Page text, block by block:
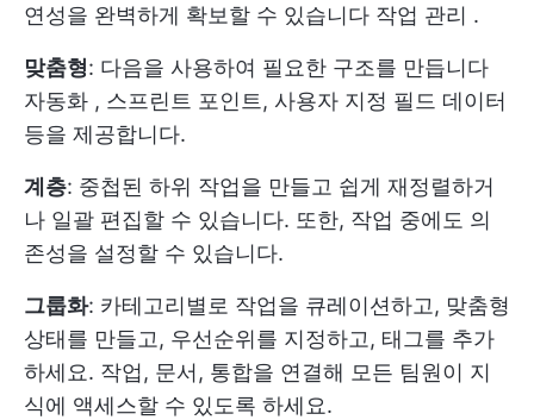
연성을 완벽하게 확보할 수 있습니다 작업 관리 .
맞춤형: 다음을 사용하여 필요한 구조를 만듭니다
자동화 , 스프린트 포인트, 사용자 지정 필드 데이터
등을 제공합니다.
계층: 중첩된 하위 작업을 만들고 쉽게 재정렬하거
나 일괄 편집할 수 있습니다. 또한, 작업 중에도 의
존성을 설정할 수 있습니다.
그룹화: 카테고리별로 작업을 큐레이션하고, 맞춤형
상태를 만들고, 우선순위를 지정하고, 태그를 추가
하세요. 작업, 문서, 통합을 연결해 모든 팀원이 지
식에 액세스할 수 있도록 하세요.